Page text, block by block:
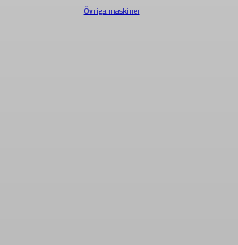
Övriga maskiner